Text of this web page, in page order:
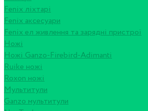
Fenix ліхтарі
Fenix аксесуари
Fenix ел живлення та зарядні пристрої
Ножі
Ножі Ganzo-Firebird-Adimanti
Ruike ножі
Roxon ножi
Мультитули
Ganzo мультитули